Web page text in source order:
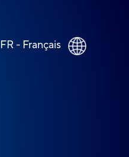
FR - Français